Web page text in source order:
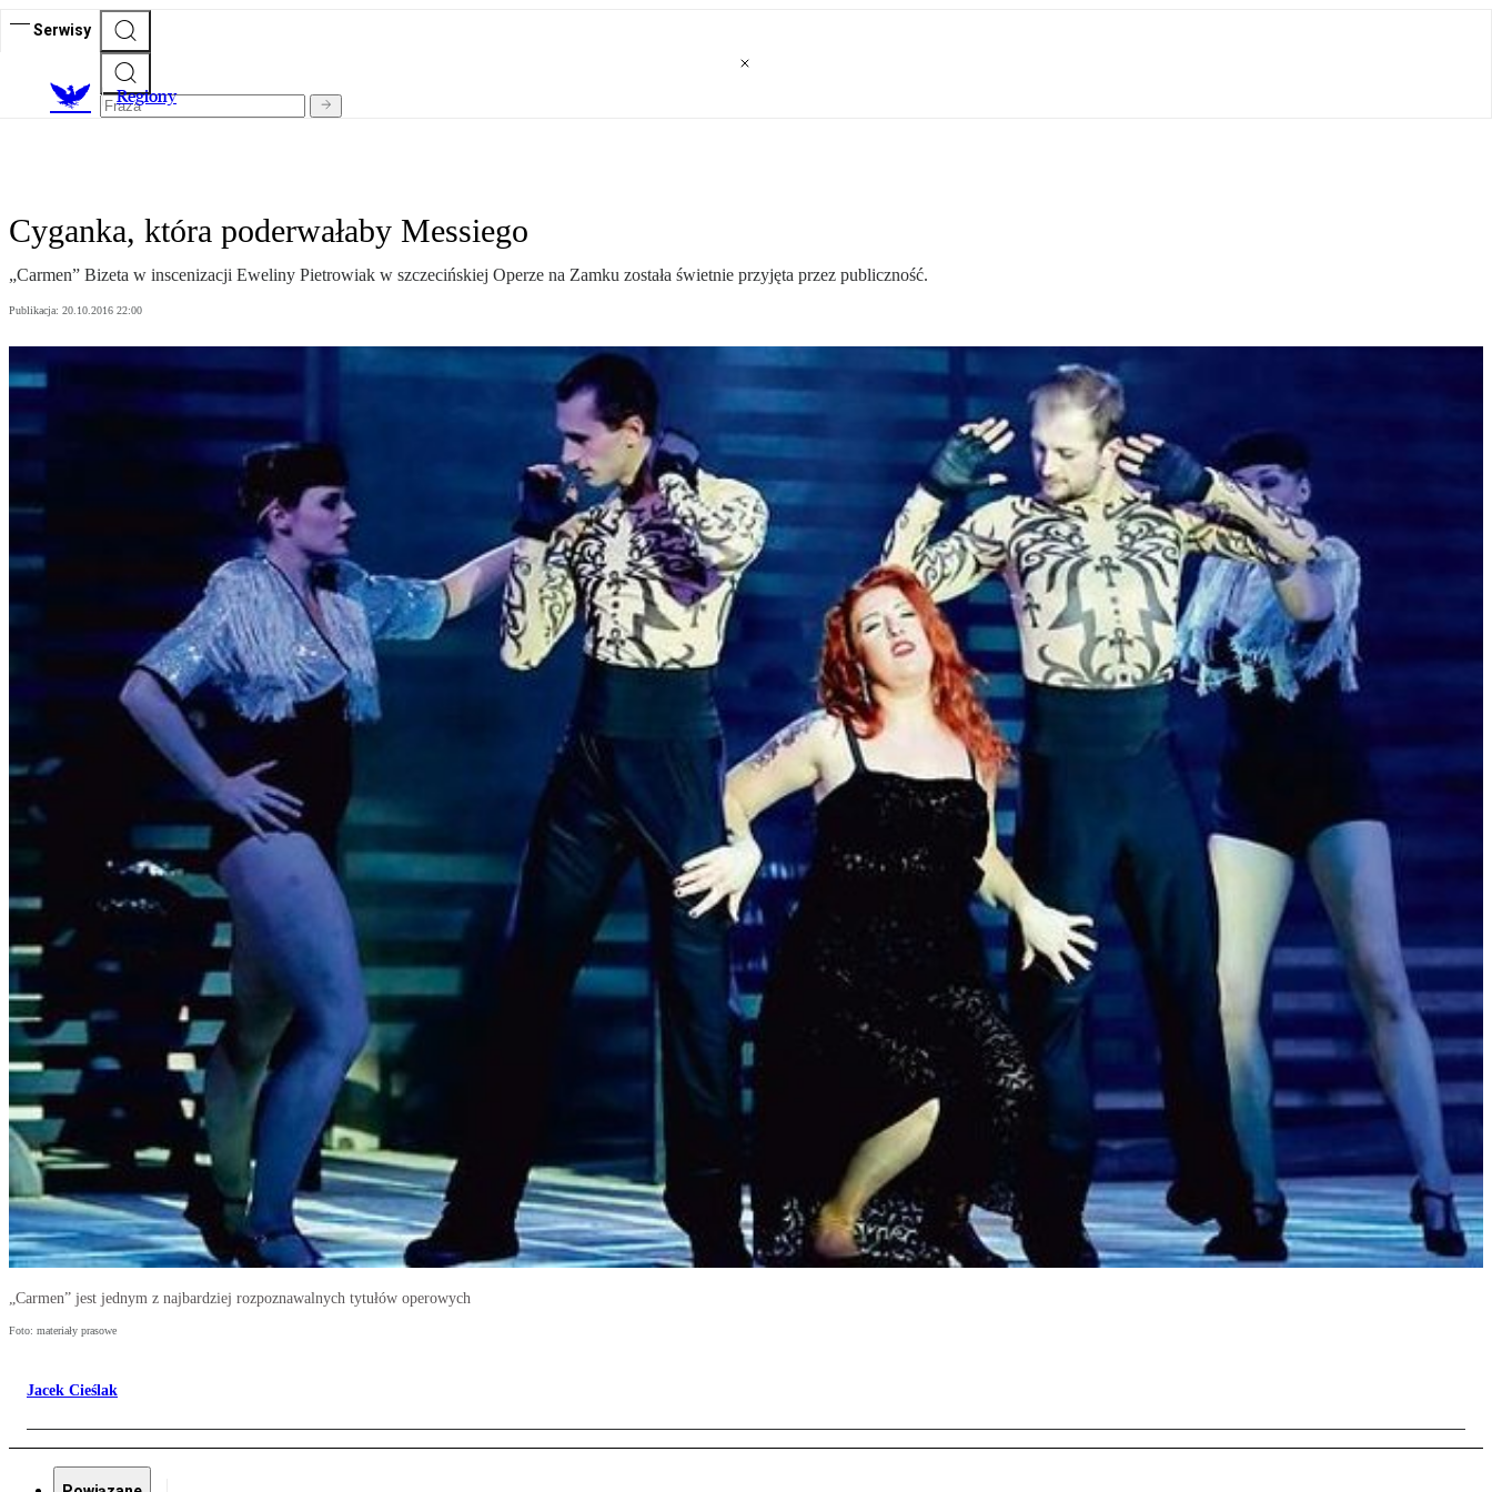
Serwisy
Regiony
Cyganka, która poderwałaby Messiego
„Carmen” Bizeta w inscenizacji Eweliny Pietrowiak w szczecińskiej Operze na Zamku została świetnie przyjęta przez publiczność.
Publikacja: 20.10.2016 22:00
„Carmen” jest jednym z najbardziej rozpoznawalnych tytułów operowych
Foto: materiały prasowe
Jacek Cieślak